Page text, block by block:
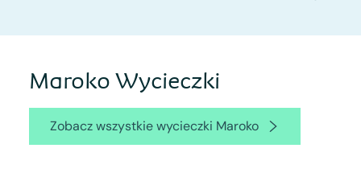
Maroko Wycieczki
Zobacz wszystkie wycieczki Maroko